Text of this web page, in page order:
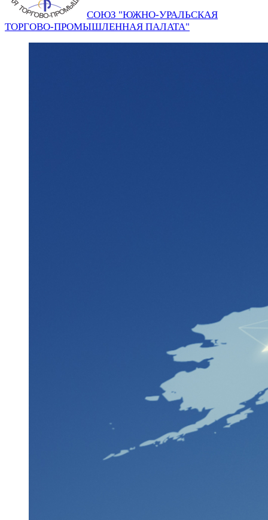
СОЮЗ "ЮЖНО-УРАЛЬСКАЯ
ТОРГОВО-ПРОМЫШЛЕННАЯ ПАЛАТА"